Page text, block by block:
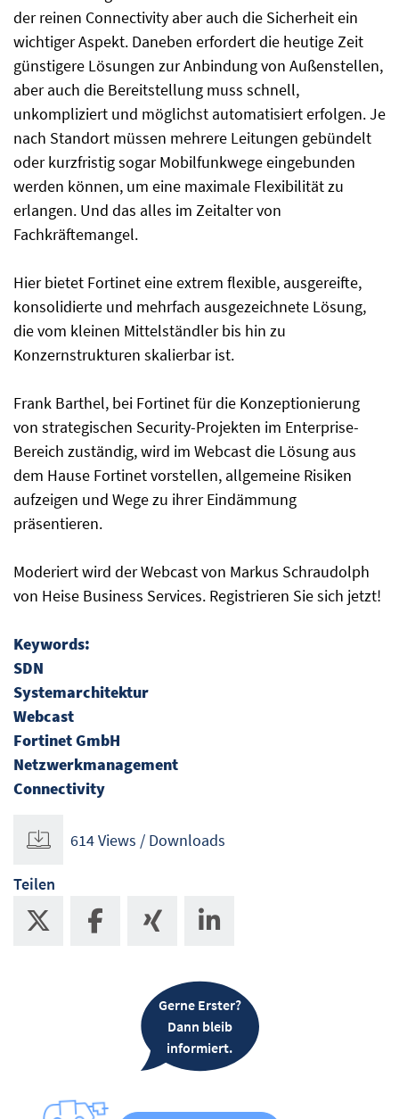
der reinen Connectivity aber auch die Sicherheit ein
wichtiger Aspekt. Daneben erfordert die heutige Zeit
günstigere Lösungen zur Anbindung von Außenstellen,
aber auch die Bereitstellung muss schnell,
unkompliziert und möglichst automatisiert erfolgen. Je
nach Standort müssen mehrere Leitungen gebündelt
oder kurzfristig sogar Mobilfunkwege eingebunden
werden können, um eine maximale Flexibilität zu
erlangen. Und das alles im Zeitalter von
Fachkräftemangel.
Hier bietet Fortinet eine extrem flexible, ausgereifte,
konsolidierte und mehrfach ausgezeichnete Lösung,
die vom kleinen Mittelständler bis hin zu
Konzernstrukturen skalierbar ist.
Frank Barthel, bei Fortinet für die Konzeptionierung
von strategischen Security-Projekten im Enterprise-
Bereich zuständig, wird im Webcast die Lösung aus
dem Hause Fortinet vorstellen, allgemeine Risiken
aufzeigen und Wege zu ihrer Eindämmung
präsentieren.
Moderiert wird der Webcast von Markus Schraudolph
von Heise Business Services. Registrieren Sie sich jetzt!
Keywords:
SDN
Systemarchitektur
Webcast
Fortinet GmbH
Netzwerkmanagement
Connectivity
614 Views / Downloads
Teilen
Gerne Erster?
Dann bleib
informiert.